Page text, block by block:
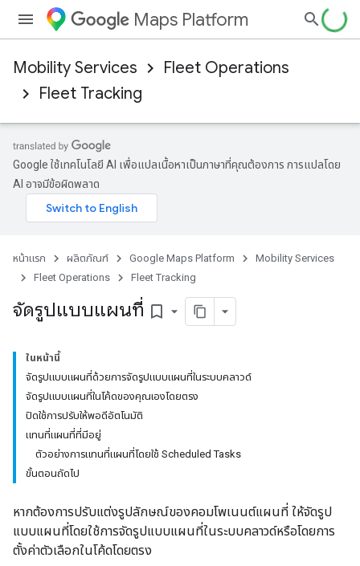
Maps Platform
Mobility Services
Fleet Operations
Fleet Tracking
Google ใช้เทคโนโลยี AI เพื่อแปลเนื้อหาเป็นภาษาที่คุณต้องการ การแปลโดย
AI อาจมีข้อผิดพลาด
หน้าแรก ผลิตภัณฑ์ Google Maps Platform
Mobility Services
Fleet Operations
Fleet Tracking
จัดรูปแบบแผนที่ bookmark_border
ในหน้านี้
จัดรูปแบบแผนที่ด้วยการจัดรูปแบบแผนที่ในระบบคลาวด์
จัดรูปแบบแผนที่ในโค้ดของคุณเองโดยตรง
ปิดใช้การปรับให้พอดีอัตโนมัติ
แทนที่แผนที่ที่มีอยู่
ตัวอย่างการแทนที่แผนที่โดยใช้ Scheduled Tasks
ขั้นตอนถัดไป
หากต้องการปรับแต่งรูปลักษณ์ของคอมโพเนนต์แผนที่ ให้จัดรูป
แบบแผนที่โดยใช้การจัดรูปแบบแผนที่ในระบบคลาวด์หรือโดยการ
ตั้งค่าตัวเลือกในโค้ดโดยตรง